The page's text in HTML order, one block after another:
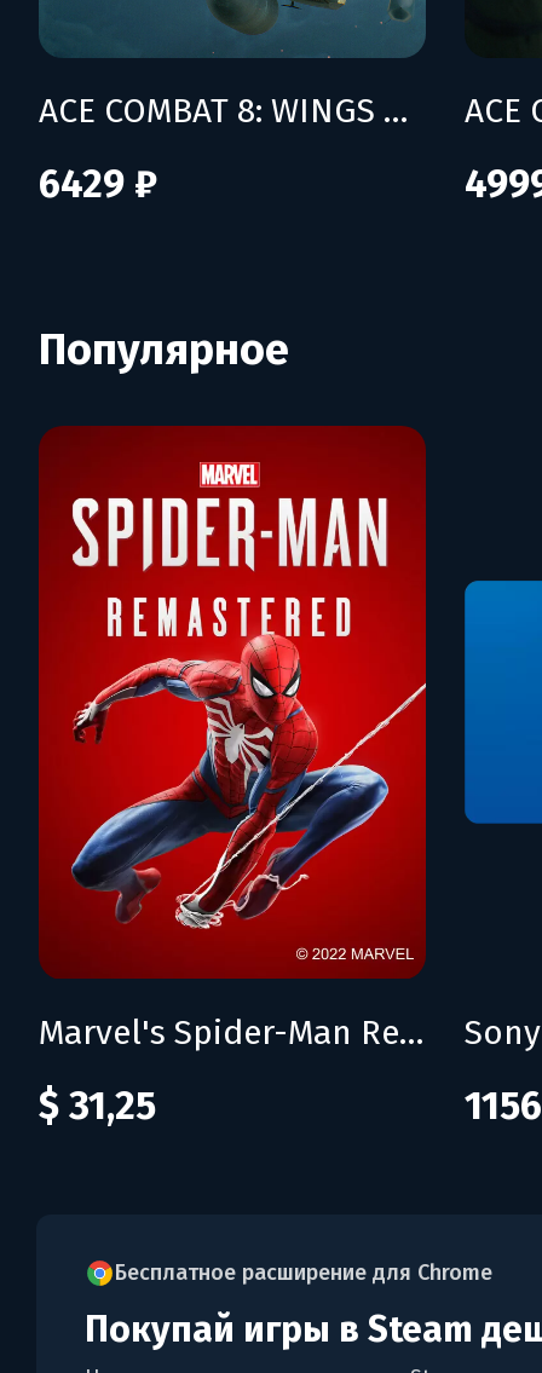
ACE COMBAT 8: WINGS OF THEVE - Deluxe Edition
6429 ₽
Популярное
Marvel's Spider-Man Remastered
$ 31,25
Бесплатное расширение для Chrome
Покупай игры в Steam